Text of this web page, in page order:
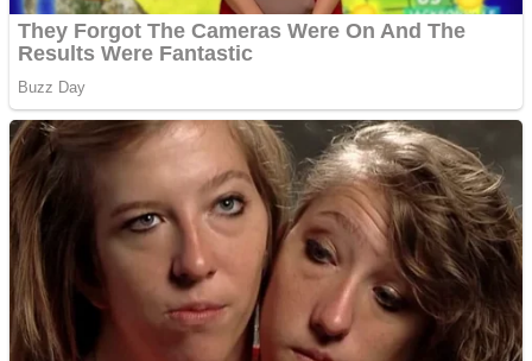
Anuntul tau apare in mai
multe ziare online
Apartamente 2 camere